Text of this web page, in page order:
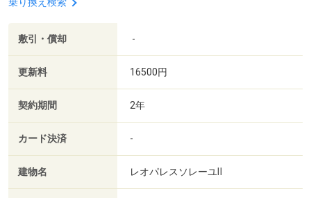
敷引・償却 -
更新料 16500円
契約期間 2年
カード決済 -
建物名 レオパレスソレーユⅡ